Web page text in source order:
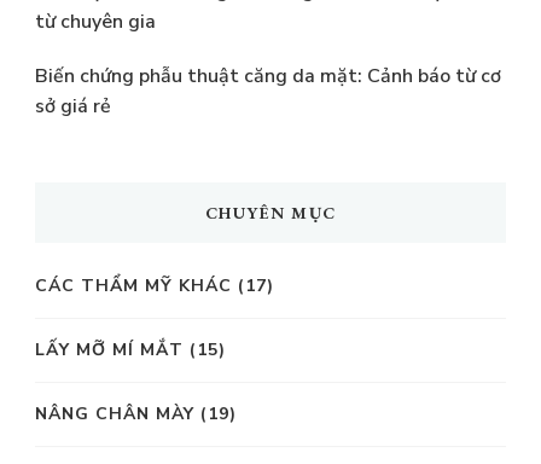
từ chuyên gia
Biến chứng phẫu thuật căng da mặt: Cảnh báo từ cơ
sở giá rẻ
CHUYÊN MỤC
CÁC THẨM MỸ KHÁC (17)
LẤY MỠ MÍ MẮT (15)
NÂNG CHÂN MÀY (19)